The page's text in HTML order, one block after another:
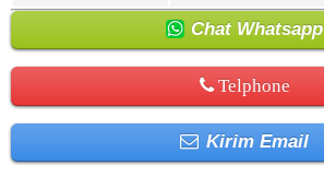
Chat Whatsapp
Telphone
Kirim Email